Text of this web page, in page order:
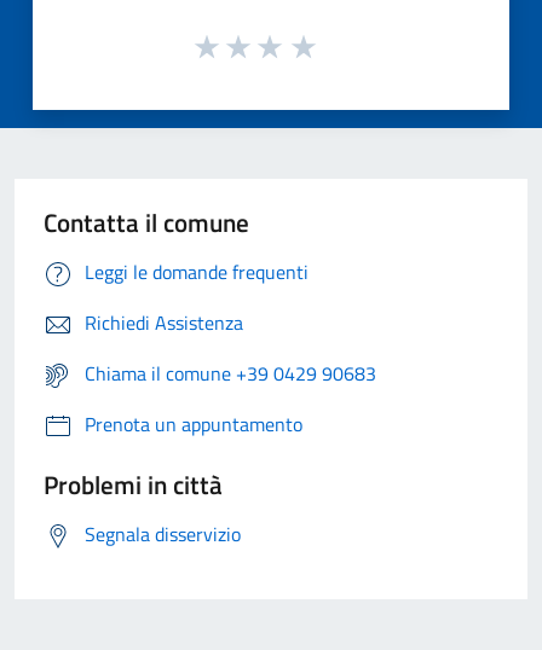
Contatta il comune
Leggi le domande frequenti
Richiedi Assistenza
Chiama il comune +39 0429 90683
Prenota un appuntamento
Problemi in città
Segnala disservizio